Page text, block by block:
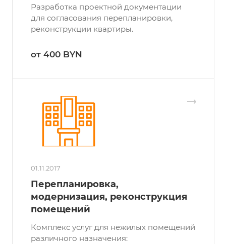
Разработка проектной документации
для согласования перепланировки,
реконструкции квартиры.
от 400 BYN
01.11.2017
Перепланировка,
модернизация, реконструкция
помещений
Комплекс услуг для нежилых помещений
различного назначения: